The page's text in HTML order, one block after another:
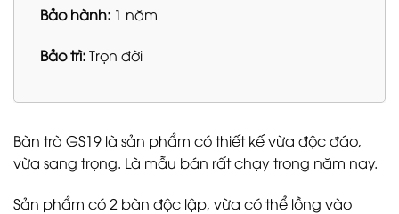
Bảo hành: 1 năm
Bảo trì:Trọn đời
Bàn trà GS19 là sản phẩm có thiết kế vừa độc đáo,
vừa sang trọng. Là mẫu bán rất chạy trong năm nay.
Sản phẩm có 2 bàn độc lập, vừa có thể lồng vào